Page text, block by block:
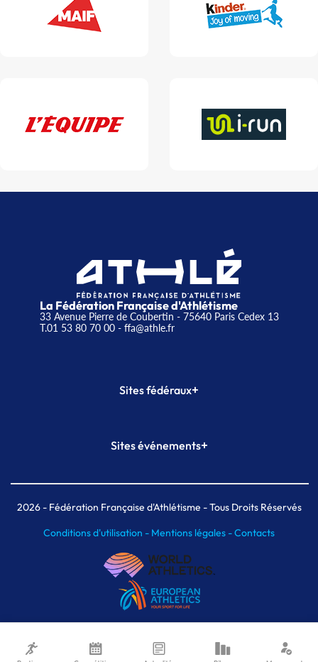
La Fédération Française d'Athlétisme
33 Avenue Pierre de Coubertin - 75640 Paris Cedex 13
T.01 53 80 70 00- ffa@athle.fr
Sites fédéraux+
Plateforme Formation
Sites événements+
Meeting de Paris indoor
MAIF Ekiden de Paris
2026- Fédération Française d'Athlétisme - Tous Droits Réservés
Conditions d'utilisation - Mentions légales -Contacts